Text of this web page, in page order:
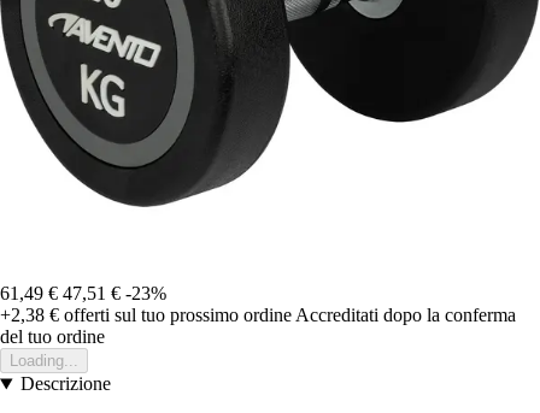
61,49 € 47,51 € -23%
+2,38 € offerti sul tuo prossimo ordine Accreditati dopo la conferma
del tuo ordine
Loading...
Descrizione